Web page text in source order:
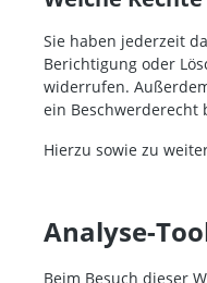
Sie haben jederzeit
Berichtigung oder
widerrufen.
ein Beschwerderecht
Hierzu sowie zu
Analyse-
Beim Besuch dieser